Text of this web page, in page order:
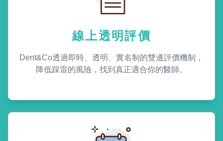
線上透明評價
Dent&Co透過即時、透明、實名制的雙邊評價機制，
降低踩雷的風險，找到真正適合你的醫師。